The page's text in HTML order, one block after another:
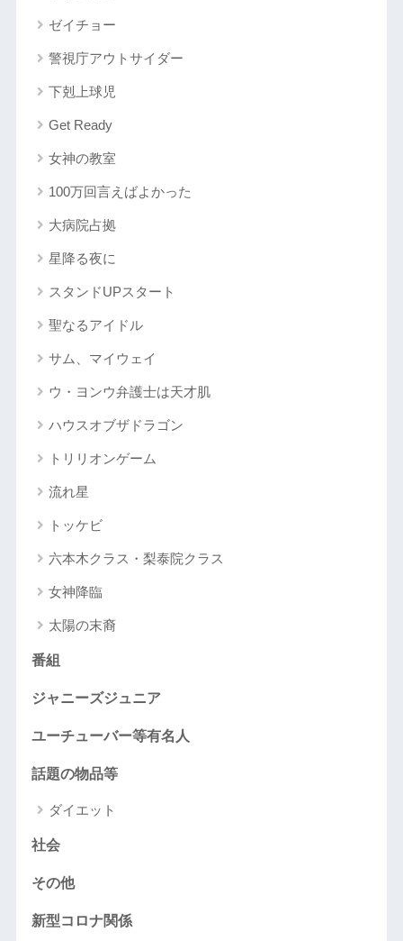
ゼイチョー
警視庁アウトサイダー
下剋上球児
Get Ready
女神の教室
100万回言えばよかった
大病院占拠
星降る夜に
スタンドUPスタート
聖なるアイドル
サム、マイウェイ
ウ・ヨンウ弁護士は天才肌
ハウスオブザドラゴン
トリリオンゲーム
流れ星
トッケビ
六本木クラス・梨泰院クラス
女神降臨
太陽の末裔
番組
ジャニーズジュニア
ユーチューバー等有名人
話題の物品等
ダイエット
社会
その他
新型コロナ関係